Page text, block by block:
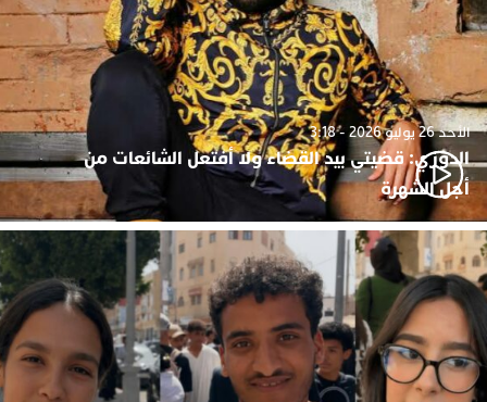
الأحد 26 يوليو 2026 - 3:18
الدوزي: قضيتي بيد القضاء ولا أفتعل الشائعات من
أجل الشهرة